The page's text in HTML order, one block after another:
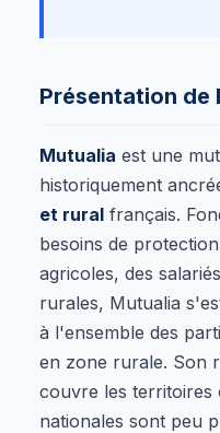
Présentation de
Mutualia est une
historiquement
et rural français.
besoins de
agricoles, des
rurales, Mutualia
à l'ensemble des
en zone rurale. Son
couvre les territoires
nationales sont peu